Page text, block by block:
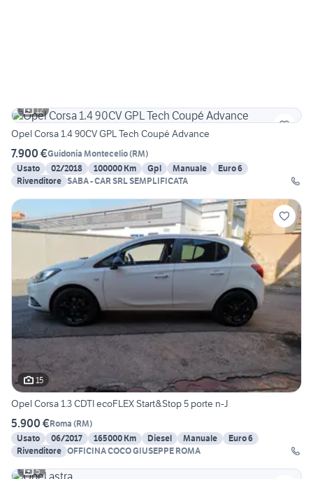
12
Opel Corsa 1.4 90CV GPL Tech Coupé Advance
7.900 €Guidonia Montecelio(RM)
Usato
02/2018 100000 Km Gpl Manuale
Euro 6
Rivenditore SABA - CAR SRL SEMPLIFICATA
15
Opel Corsa 1.3 CDTI ecoFLEX Start&Stop 5 porte n-J
5.900 €Roma (RM)
Usato
06/2017 165000 Km Diesel Manuale
Euro 6
Rivenditore OFFICINA COCO GIUSEPPE ROMA
5